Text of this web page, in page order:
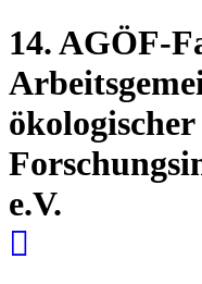
14. AGÖF-
ökologischer
e.V.